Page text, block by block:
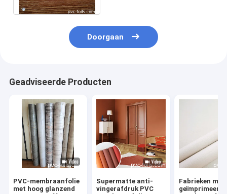
Doorgaan
Geadviseerde Producten
PVC-membraanfolie
met hoog glanzend
Supermatte anti-
vingerafdruk PVC
Fabrieken met